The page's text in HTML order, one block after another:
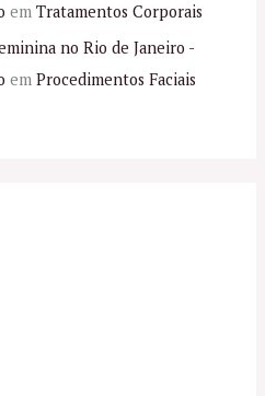
em Tratamentos Corporais
no Rio de Janeiro -
em Procedimentos Faciais